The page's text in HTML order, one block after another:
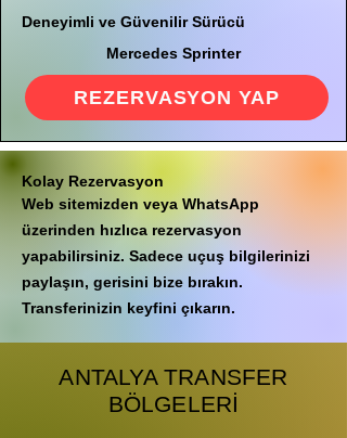
Deneyimli ve Güvenilir Sürücü
Mercedes Sprinter
REZERVASYON YAP
Kolay Rezervasyon
Web sitemizden veya WhatsApp
üzerinden hızlıca rezervasyon
yapabilirsiniz. Sadece uçuş bilgilerinizi
paylaşın, gerisini bize bırakın.
Transferinizin keyfini çıkarın.
ANTALYA TRANSFER
BÖLGELERİ